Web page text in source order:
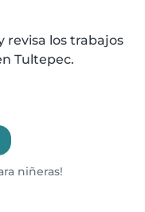
revisa los trabajos
Tultepec.
niñeras!